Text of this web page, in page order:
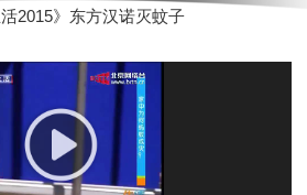
2015》东方汉诺灭蚊子